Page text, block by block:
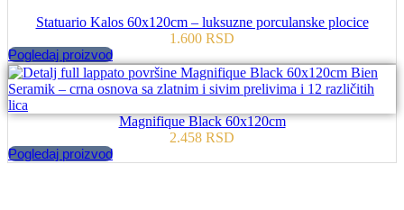
Statuario Kalos 60x120cm – luksuzne porculanske plocice
1.600 RSD
Pogledaj proizvod
Magnifique Black 60x120cm
2.458 RSD
Pogledaj proizvod